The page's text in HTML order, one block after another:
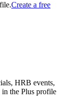
Create a free
HRB events,
in the Plus profile